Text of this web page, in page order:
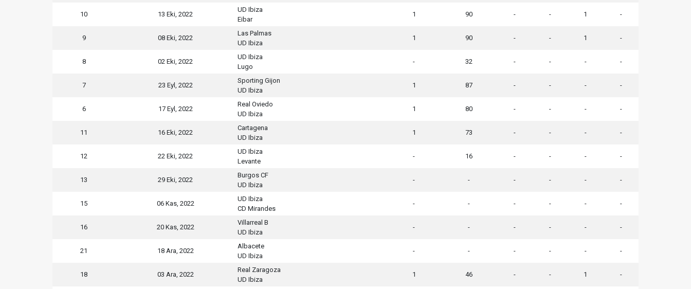
10 13 Eki, 2022
UD Ibiza
Eibar
1 90 - - 1 -
9 08 Eki, 2022
Las Palmas
UD Ibiza
1 90 - - 1 -
8 02 Eki, 2022
UD Ibiza
Lugo
- 32 - - - -
7 23 Eyl, 2022
Sporting Gijon
UD Ibiza
1 87 - - - -
6 17 Eyl, 2022
Real Oviedo
UD Ibiza
1 80 - - - -
11 16 Eki, 2022
Cartagena
UD Ibiza
1 73 - - - -
12 22 Eki, 2022
UD Ibiza
Levante
- 16 - - - -
13 29 Eki, 2022
Burgos CF
UD Ibiza
- - - - - -
15 06 Kas, 2022
UD Ibiza
CD Mirandes
- - - - - -
16 20 Kas, 2022
Villarreal B
UD Ibiza
- - - - - -
21 18 Ara, 2022
Albacete
UD Ibiza
- - - - - -
18 03 Ara, 2022
Real Zaragoza
UD Ibiza
1 46 - - 1 -